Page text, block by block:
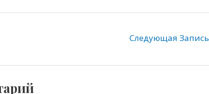
Следующая Запись